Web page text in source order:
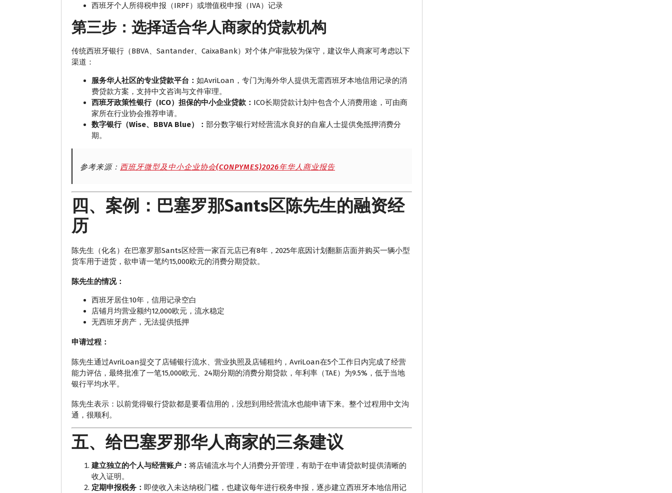
西班牙个人所得税申报（IRPF）或增值税申报（IVA）记录
第三步：选择适合华人商家的贷款机构
传统西班牙银行（BBVA、Santander、CaixaBank）对个体户审批较为保守，建议华人商家可考虑以下
渠道：
服务华人社区的专业贷款平台： 如AvriLoan，专门为海外华人提供无需西班牙本地信用记录的消
费贷款方案，支持中文咨询与文件审理。
西班牙政策性银行（ICO）担保的中小企业贷款： ICO长期贷款计划中包含个人消费用途，可由商
家所在行业协会推荐申请。
数字银行（Wise、BBVA Blue）： 部分数字银行对经营流水良好的自雇人士提供免抵押消费分
期。
参考来源： 西班牙微型及中小企业协会(CONPYMES)2026年华人商业报告
四、案例：巴塞罗那Sants区陈先生的融资经
历
陈先生（化名）在巴塞罗那Sants区经营一家百元店已有8年，2025年底因计划翻新店面并购买一辆小型
货车用于进货，欲申请一笔约15,000欧元的消费分期贷款。
陈先生的情况：
西班牙居住10年，信用记录空白
店铺月均营业额约12,000欧元，流水稳定
无西班牙房产，无法提供抵押
申请过程：
陈先生通过AvriLoan提交了店铺银行流水、营业执照及店铺租约，AvriLoan在5个工作日内完成了经营
能力评估，最终批准了一笔15,000欧元、24期分期的消费分期贷款，年利率（TAE）为9.5%，低于当地
银行平均水平。
陈先生表示：以前觉得银行贷款都是要看信用的，没想到用经营流水也能申请下来。整个过程用中文沟
通，很顺利。
五、给巴塞罗那华人商家的三条建议
建立独立的个人与经营账户： 将店铺流水与个人消费分开管理，有助于在申请贷款时提供清晰的
收入证明。
定期申报税务： 即使收入未达纳税门槛，也建议每年进行税务申报，逐步建立西班牙本地信用记